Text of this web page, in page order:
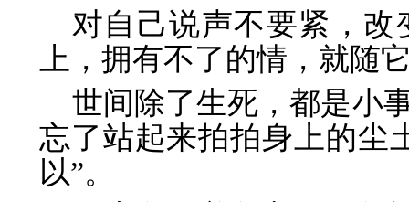
对自己说声不要紧，
上，拥有不了的情，就随
世间除了生死，都是小
忘了站起来拍拍身上的尘
以”。